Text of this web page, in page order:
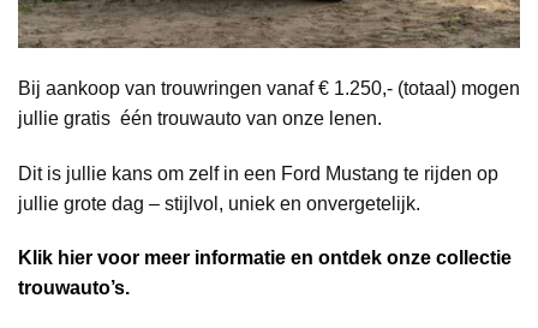
Bij aankoop van trouwringen vanaf € 1.250,- (totaal) mogen
jullie gratis één trouwauto van onze lenen.
Dit is jullie kans om zelf in een Ford Mustang te rijden op
jullie grote dag – stijlvol, uniek en onvergetelijk.
Klik hier voor meer informatie en ontdek onze collectie
trouwauto’s.